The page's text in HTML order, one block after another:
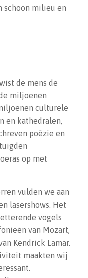
schoon milieu en
de mens de
miljoenen
culturele
en kathedralen,
poëzie en
op met
vulden we aan
lasershows. Het
vogels
van Mozart,
Kendrick Lamar.
maakten wij